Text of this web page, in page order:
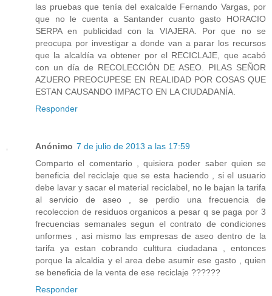
las pruebas que tenía del exalcalde Fernando Vargas, por
que no le cuenta a Santander cuanto gasto HORACIO
SERPA en publicidad con la VIAJERA. Por que no se
preocupa por investigar a donde van a parar los recursos
que la alcaldía va obtener por el RECICLAJE, que acabó
con un día de RECOLECCIÓN DE ASEO. PILAS SEÑOR
AZUERO PREOCUPESE EN REALIDAD POR COSAS QUE
ESTAN CAUSANDO IMPACTO EN LA CIUDADANÍA.
Responder
Anónimo 7 de julio de 2013 a las 17:59
Comparto el comentario , quisiera poder saber quien se
beneficia del reciclaje que se esta haciendo , si el usuario
debe lavar y sacar el material reciclabel, no le bajan la tarifa
al servicio de aseo , se perdio una frecuencia de
recoleccion de residuos organicos a pesar q se paga por 3
frecuencias semanales segun el contrato de condiciones
unformes , asi mismo las empresas de aseo dentro de la
tarifa ya estan cobrando culttura ciudadana , entonces
porque la alcaldia y el area debe asumir ese gasto , quien
se beneficia de la venta de ese reciclaje ??????
Responder